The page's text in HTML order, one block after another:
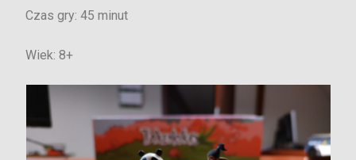
Czas gry: 45 minut
Wiek: 8+